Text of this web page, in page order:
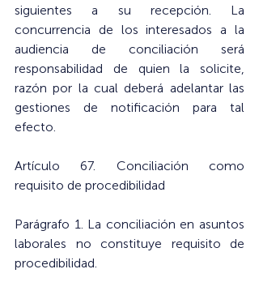
siguientes a su recepción. La
concurrencia de los interesados a la
audiencia de conciliación será
responsabilidad de quien la solicite,
razón por la cual deberá adelantar las
gestiones de notificación para tal
efecto.
Artículo 67. Conciliación como
requisito de procedibilidad
Parágrafo 1. La conciliación en asuntos
laborales no constituye requisito de
procedibilidad.